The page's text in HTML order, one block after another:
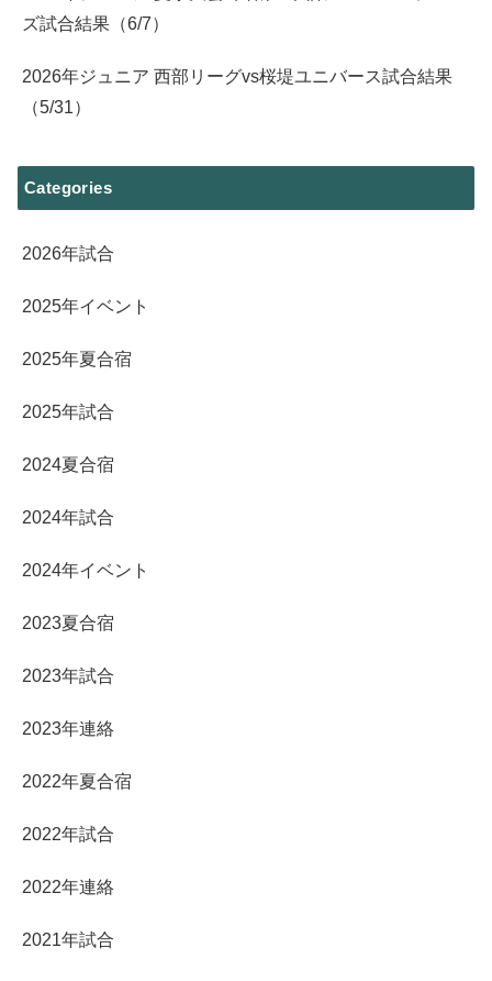
ズ試合結果（6/7）
2026年ジュニア 西部リーグvs桜堤ユニバース試合結果
（5/31）
Categories
2026年試合
2025年イベント
2025年夏合宿
2025年試合
2024夏合宿
2024年試合
2024年イベント
2023夏合宿
2023年試合
2023年連絡
2022年夏合宿
2022年試合
2022年連絡
2021年試合